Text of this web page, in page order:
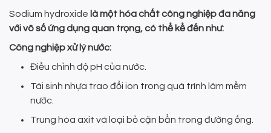
Sodium hydroxide là một hóa chất công nghiệp đa năng
với vô số ứng dụng quan trọng, có thể kể đến như:
Công nghiệp xử lý nước:
Điều chỉnh độ pH của nước.
Tái sinh nhựa trao đổi ion trong quá trình làm mềm
nước.
Trung hòa axit và loại bỏ cặn bẩn trong đường ống.